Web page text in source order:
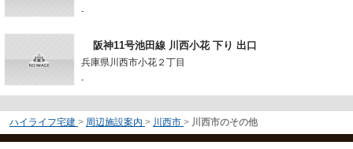
-
阪神11号池田線 川西小花 下り 出口
兵庫県川西市小花２丁目
-
ハイライフ宅建 > 周辺施設案内 > 川西市 > 川西市のその他